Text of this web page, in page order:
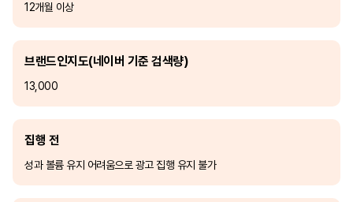
12개월 이상
브랜드인지도(네이버 기준 검색량)
13,000
집행 전
성과 볼륨 유지 어려움으로 광고 집행 유지 불가